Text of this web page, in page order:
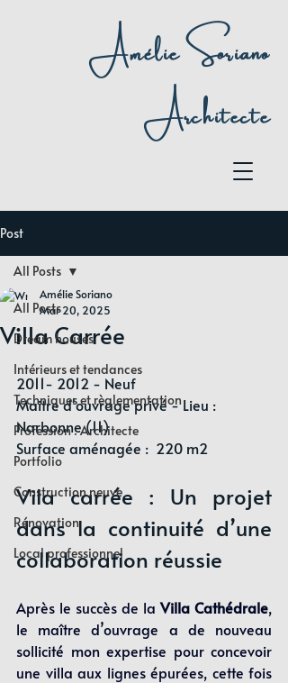
Amélie Soriano
Architecte
Post
All Posts
Dream houses
Intérieurs et tendances
Techniques et règlementation
Profession : Architecte
Portfolio
Construction neuve
Rénovation
Local professionnel
All Posts
Villa Carrée
Amélie Soriano
Mar 20, 2025
2011- 2012 - Neuf
Maitre d'ouvrage privé - Lieu :
Narbonne (11)
Surface aménagée :  220 m2
Vila carrée : Un projet
dans la continuité d’une
collaboration réussie
Après le succès de la Villa Cathédrale,
le maître d’ouvrage a de nouveau
sollicité mon expertise pour concevoir
une villa aux lignes épurées, cette fois